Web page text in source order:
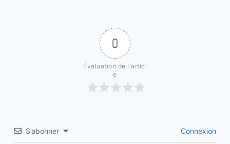
0
Évaluation de l'articl
e
S’abonner Connexion